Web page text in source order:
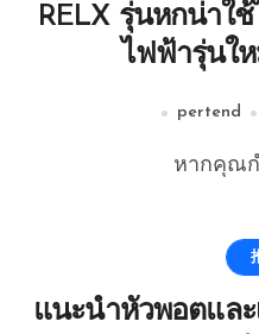
RELX รุ่นหกน่าใ
ไฟฟ้ารุ่นใ
pertend
หากคุณ
แนะนำหัวพอตและ